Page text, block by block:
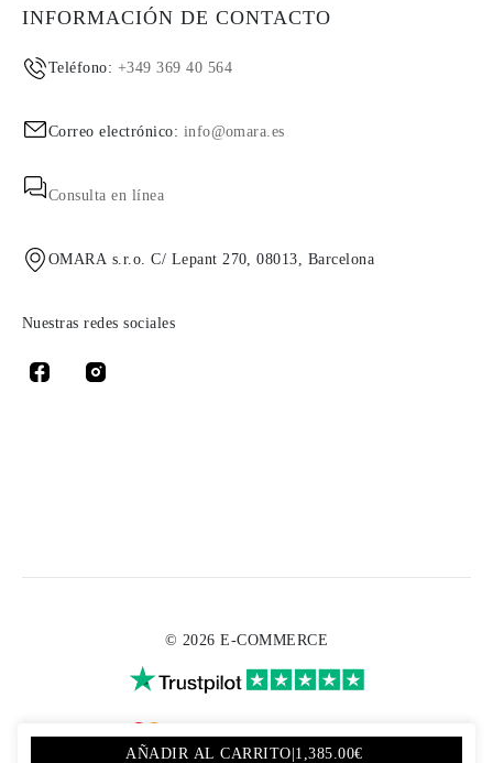
AÑADIR AL CARRITO 1,385.00€
INFORMACIÓN DE CONTACTO
Teléfono: +349 369 40 564
Correo electrónico: info@omara.es
Consulta en línea
OMARA s.r.o. C/ Lepant 270, 08013, Barcelona
Nuestras redes sociales
© 2026 E-COMMERCE